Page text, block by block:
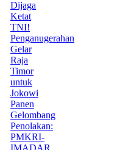
Dijaga
Ketat
TNI!
Penganugerahan
Gelar
Raja
Timor
untuk
Jokowi
Panen
Gelombang
Penolakan:
PMKRI-
IMADAR